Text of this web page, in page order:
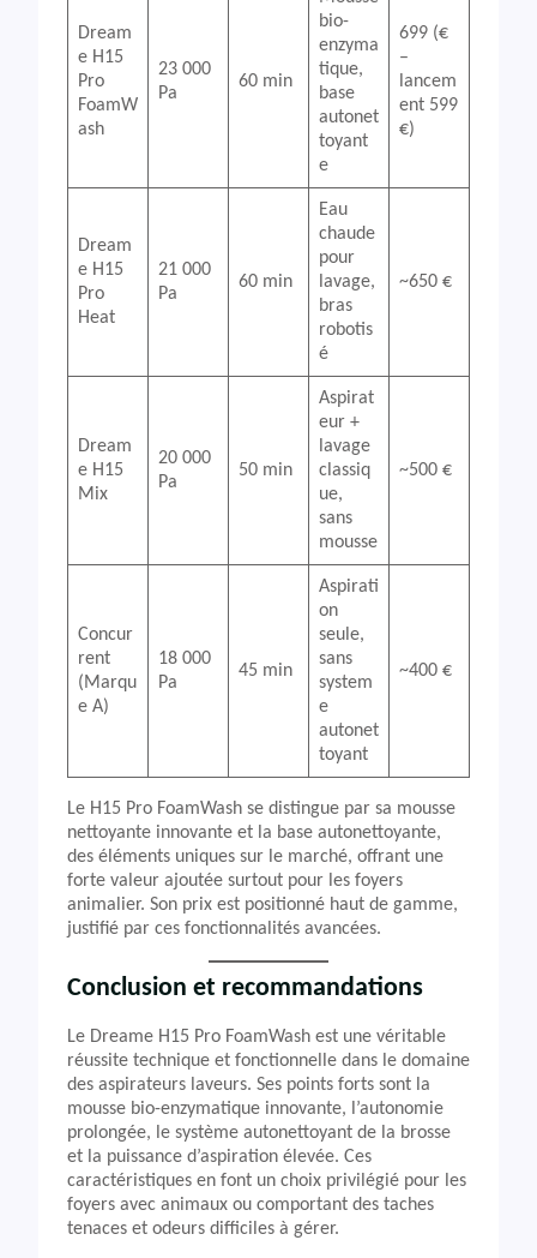
Dream
e H15
Pro
FoamW
ash
23 000
Pa
60 min
bio-
enzyma
tique,
base
autonet
toyant
e
699 (€
–
lancem
ent 599
€)
Dream
e H15
Pro
Heat
21 000
Pa
60 min
Eau
chaude
pour
lavage,
bras
robotis
é
~650 €
Dream
e H15
Mix
20 000
Pa
50 min
Aspirat
eur +
lavage
classiq
ue,
sans
mousse
~500 €
Concur
rent
(Marqu
e A)
18 000
Pa
45 min
Aspirati
on
seule,
sans
system
e
autonet
toyant
~400 €
Le H15 Pro FoamWash se distingue par sa mousse
nettoyante innovante et la base autonettoyante,
des éléments uniques sur le marché, offrant une
forte valeur ajoutée surtout pour les foyers
animalier. Son prix est positionné haut de gamme,
justifié par ces fonctionnalités avancées.
Conclusion et recommandations
Le Dreame H15 Pro FoamWash est une véritable
réussite technique et fonctionnelle dans le domaine
des aspirateurs laveurs. Ses points forts sont la
mousse bio-enzymatique innovante, l’autonomie
prolongée, le système autonettoyant de la brosse
et la puissance d’aspiration élevée. Ces
caractéristiques en font un choix privilégié pour les
foyers avec animaux ou comportant des taches
tenaces et odeurs difficiles à gérer.